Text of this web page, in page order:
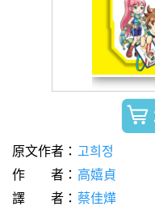
原文作者： 고희정
作 者： 高嬉貞
譯 者： 蔡佳燁